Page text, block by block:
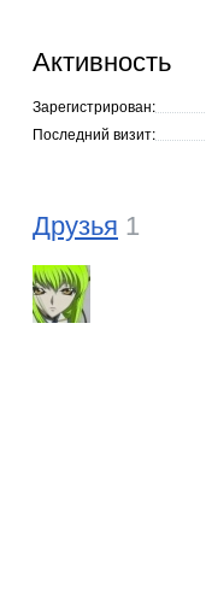
Активность
Зарегистрирован:
Последний визит:
Друзья 1